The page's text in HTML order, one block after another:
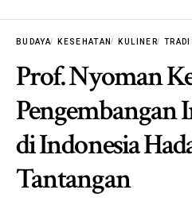
BUDAYA KESEHATAN KULINER
Prof. Nyoman
Pengembangan
di Indonesia
Tantangan